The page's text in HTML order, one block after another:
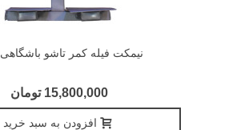
نیمکت فیله کمر تاشو باشگاهی ASM
15,800,000 تومان
افزودن به سبد خرید